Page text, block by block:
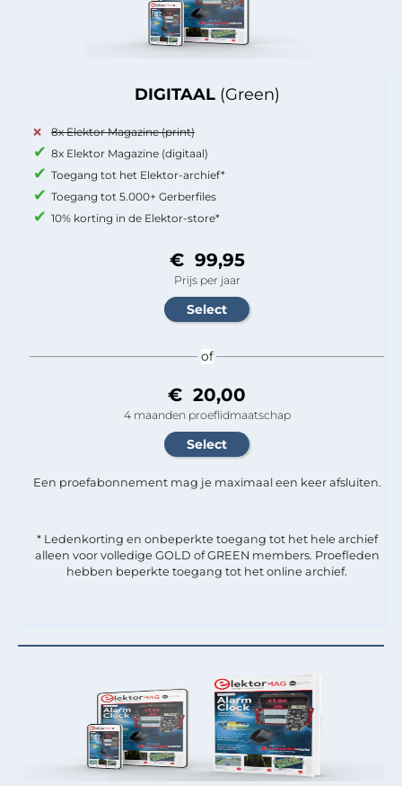
DIGITAAL (Green)
8x Elektor Magazine (print)
8x Elektor Magazine (digitaal)
Toegang tot het Elektor-archief*
Toegang tot 5.000+ Gerberfiles
10% korting in de Elektor-store*
€ 99,95
Prijs per jaar
of
€ 20,00
4 maanden proeflidmaatschap
Een proefabonnement mag je maximaal een keer afsluiten.
* Ledenkorting en onbeperkte toegang tot het hele archief
alleen voor volledige GOLD of GREEN members. Proefleden
hebben beperkte toegang tot het online archief.